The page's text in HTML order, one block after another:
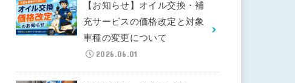
【お知らせ】オイル交換・補
充サービスの価格改定と対象
車種の変更について
2026.06.01